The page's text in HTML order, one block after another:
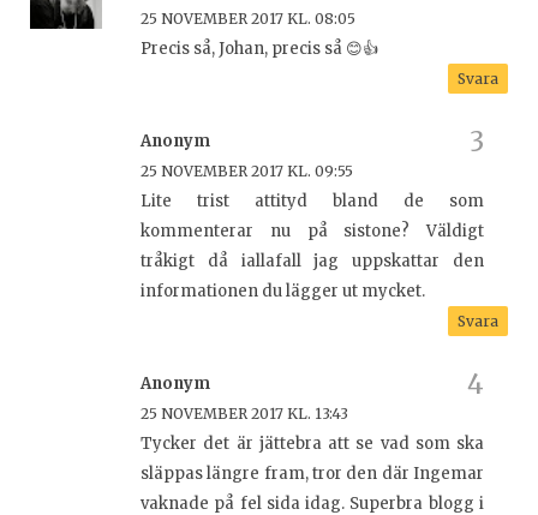
25 NOVEMBER 2017 KL. 08:05
Precis så, Johan, precis så 😊👍
Svara
Anonym
25 NOVEMBER 2017 KL. 09:55
Lite trist attityd bland de som
kommenterar nu på sistone? Väldigt
tråkigt då iallafall jag uppskattar den
informationen du lägger ut mycket.
Svara
Anonym
25 NOVEMBER 2017 KL. 13:43
Tycker det är jättebra att se vad som ska
släppas längre fram, tror den där Ingemar
vaknade på fel sida idag. Superbra blogg i